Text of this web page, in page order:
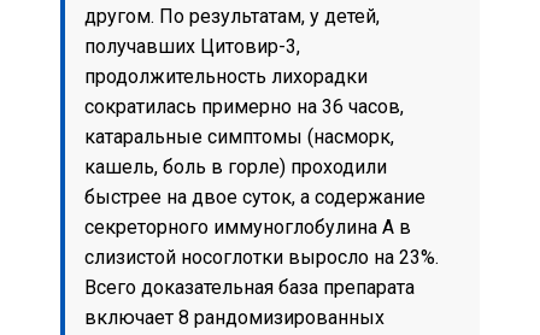
другом. По результатам, у детей,
получавших Цитовир-3,
продолжительность лихорадки
сократилась примерно на 36 часов,
катаральные симптомы (насморк,
кашель, боль в горле) проходили
быстрее на двое суток, а содержание
секреторного иммуноглобулина A в
слизистой носоглотки выросло на 23%.
Всего доказательная база препарата
включает 8 рандомизированных